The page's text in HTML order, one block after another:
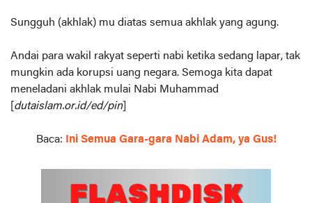
Sungguh (akhlak) mu diatas semua akhlak yang agung.
Andai para wakil rakyat seperti nabi ketika sedang lapar, tak
mungkin ada korupsi uang negara. Semoga kita dapat
meneladani akhlak mulai Nabi Muhammad
dutaislam.or.id/ed/pin]
Baca: Ini Semua Gara-gara Nabi Adam, ya Gus!